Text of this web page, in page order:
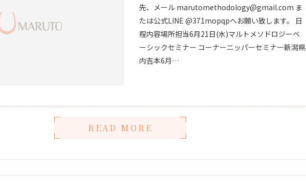
先、メール marutomethodology@gmail.com ま
たは公式LINE @371mopqpへお願い致します。 日
程内容場所担当6月21日(水)マルトメソドロジーベ
ーシックセミナー コーナーニッパーセミナー新潟県
内吉本6月…
READ MORE